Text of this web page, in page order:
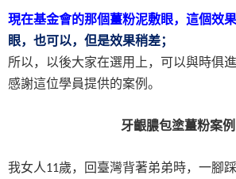
現在基金會的那個薑粉泥敷眼，這個效
眼，也可以，但是效果稍差；
所以，以後大家在選用上，可以與時俱
感謝這位學員提供的案例。
牙齦膿包塗薑粉案例
我女人11歲，回臺灣背著弟弟時，一腳